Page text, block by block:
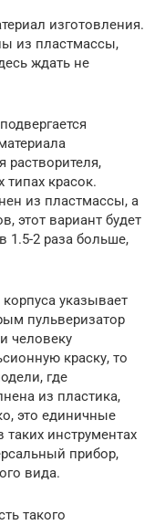
изготовления.
из пластмассы,
ждать не
типах красок.
из пластмассы, а
этот вариант будет
1.5-2 раза больше,
указывает
пульверизатор
человеку
краску, то
где
из пластика,
это единичные
таких инструментах
прибор,
вида.
такого